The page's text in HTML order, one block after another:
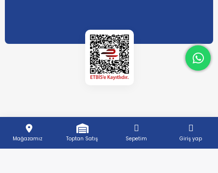
Mağazamız Toptan Satış Sepetim Giriş yap